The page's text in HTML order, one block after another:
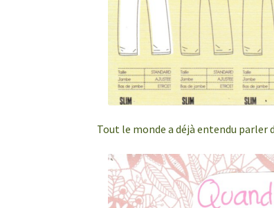
Tout le monde a déjà entendu parler